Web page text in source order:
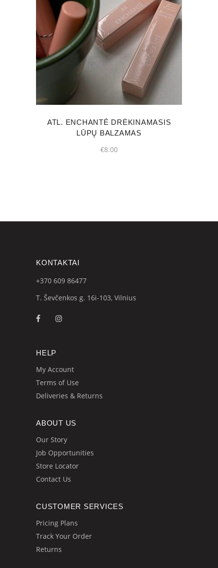
This
product
has
multiple
variants.
options
be
chosen
on
ATL. ENCHANTÉ DRĖKINAMASIS
LŪPŲ BALZAMAS
€8.00
KONTAKTAI
+370 609 86477
T. Ševčenkos g. 16i-103, Vilnius
HELP
My Account
Terms of Use
Deliveries & Returns
ABOUT US
Our Story
Job Opportunities
Store Locator
Contact Us
CUSTOMER SERVICES
Pricing Plans
Track Your Order
Returns